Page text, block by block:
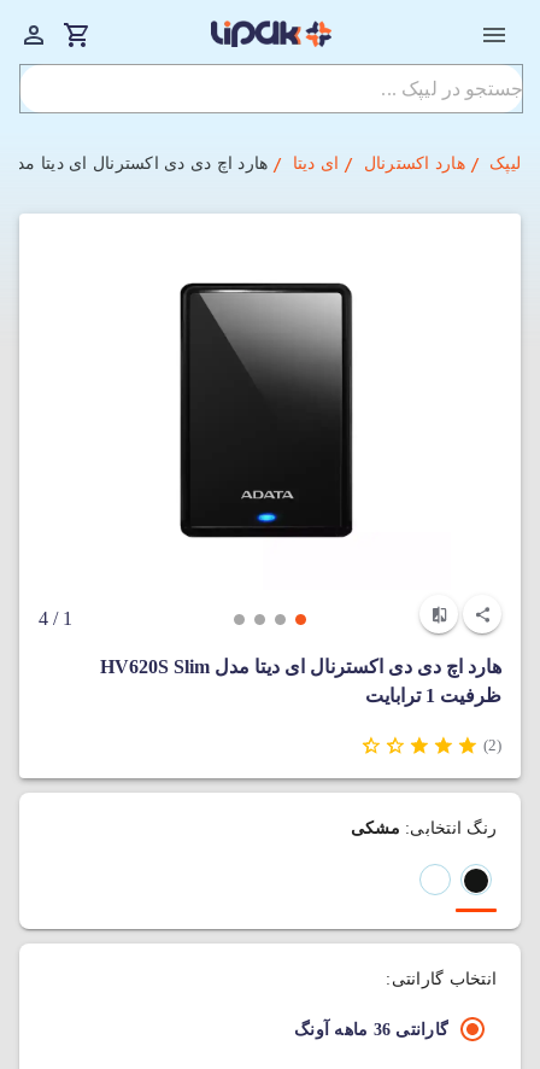
لیپک هارد اکسترنال ای دیتا هارد اچ دی دی اکسترنال ای دیتا مدل HV620S Slim ظرفیت 1 ترابایت
1
/ 4
هارد اچ دی دی اکسترنال ای دیتا مدل HV620S Slim
ظرفیت 1 ترابایت
(2)
رنگ انتخابی: مشکی
انتخاب گارانتی:
گارانتی 36 ماهه آونگ